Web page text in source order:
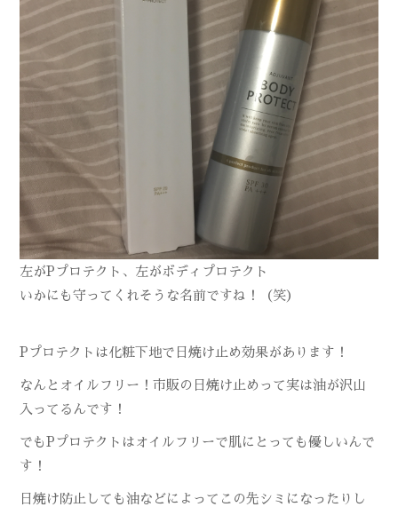
左がPプロテクト、左がボディプロテクト
いかにも守ってくれそうな名前ですね！（笑）
Pプロテクトは化粧下地で日焼け止め効果があります！
なんとオイルフリー！市販の日焼け止めって実は油が沢山
入ってるんです！
でもPプロテクトはオイルフリーで肌にとっても優しいんで
す！
日焼け防止しても油などによってこの先シミになったりし